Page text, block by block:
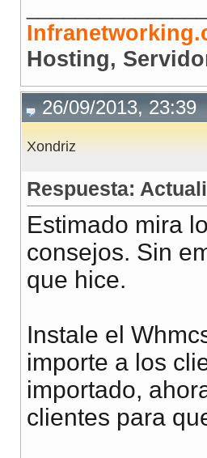
Hosting,
26/09/2013, 23:39
Xondriz
Respuesta:
Estimado mira
consejos. Sin
que hice.
Instale el
importe a los
importado,
clientes para